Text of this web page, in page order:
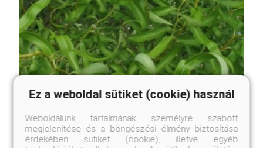
Spirálfűz, csavarfűz
Ez a weboldal sütiket (cookie) használ
Weboldalunk tartalmának személyre szabott
megjelenítése és a böngészési élmény biztosítása
érdekében sütiket (cookie), illetve egyéb